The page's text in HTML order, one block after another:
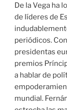
De la Vega ha
de líderes de
periódicos. Con
presidentas
premios
a hablar de
mundial.